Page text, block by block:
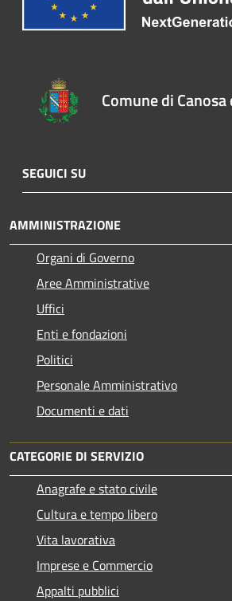
Comune di
SEGUICI SU
AMMINISTRAZIONE
Organi di Governo
Aree Amministrative
Uffici
Enti e fondazioni
Politici
Personale Amministrativo
Documenti e dati
CATEGORIE DI SERVIZIO
Anagrafe e stato civile
Cultura e tempo libero
Vita lavorativa
Imprese e Commercio
Appalti pubblici